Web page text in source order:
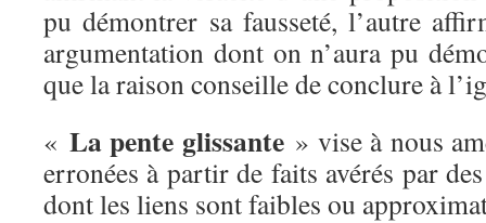
pu démontrer sa fausseté, l’autre
argumentation dont on n’aura pu
que la raison conseille de conclure à
« La pente glissante» vise à nous
erronées à partir de faits avérés par
dont les liens sont faibles ou